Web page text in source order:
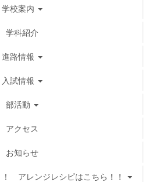
学校案内
学科紹介
進路情報
入試情報
部活動
アクセス
お知らせ
アレンジレシピはこちら！！